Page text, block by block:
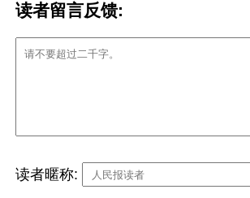
读者留言反馈:
读者暱称: